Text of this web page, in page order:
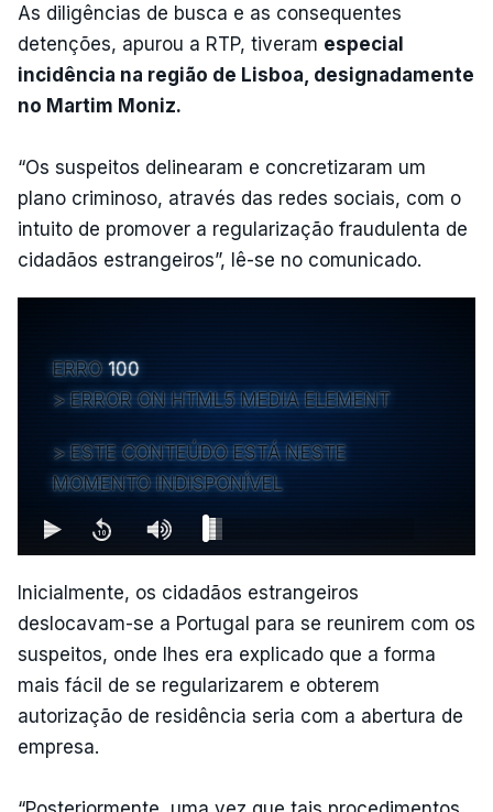
As diligências de busca e as consequentes
detenções, apurou a RTP, tiveram especial
incidência na região de Lisboa, designadamente
no Martim Moniz.
“Os suspeitos delinearam e concretizaram um
plano criminoso, através das redes sociais, com o
intuito de promover a regularização fraudulenta de
cidadãos estrangeiros”, lê-se no comunicado.
ERRO 100
ERROR ON HTML5 MEDIA ELEMENT
ESTE CONTEÚDO ESTÁ NESTE
MOMENTO INDISPONÍVEL
Inicialmente, os cidadãos estrangeiros
deslocavam-se a Portugal para se reunirem com os
suspeitos, onde lhes era explicado que a forma
mais fácil de se regularizarem e obterem
autorização de residência seria com a abertura de
empresa.